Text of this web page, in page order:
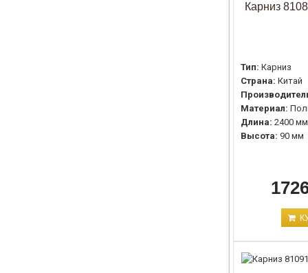
Карниз
Тип: Карниз
Страна: Китай
Материал:
Длина: 2400 мм
Высота: 90 мм